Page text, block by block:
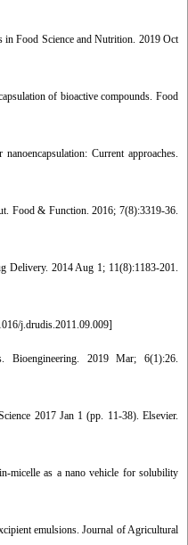
in Food Science and Nutrition. 2019 Oct
of bioactive compounds. Food
Current approaches.
Food & Function. 2016; 7(8):3319-36.
Delivery. 2014 Aug 1; 11(8):1183-201.
j.drudis.2011.09.009]
Bioengineering. 2019 Mar; 6(1):26.
2017 Jan 1 (pp. 11-38). Elsevier.
micelle as a nano vehicle for solubility
emulsions. Journal of Agricultural